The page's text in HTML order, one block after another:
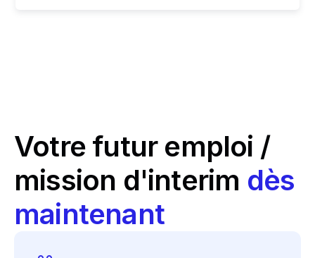
Votre futur emploi /
mission d'interim dès
maintenant